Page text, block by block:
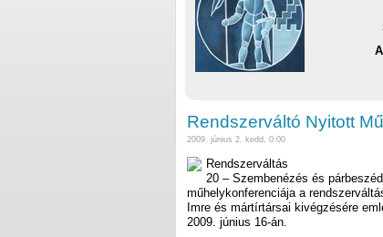
Rendszerváltó Nyitott
2009. június 2. kedd, 0:00
Rendszerváltás
20 – Szembenézés és
műhelykonferenciája a
Imre és mártírtársai kivégzésére
2009. június 16-án.